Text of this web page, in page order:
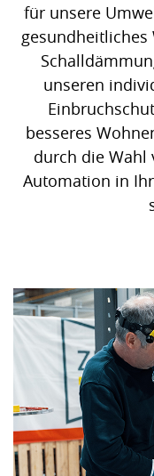
für unsere
unseren
besseres
durch die Wahl
Automation in